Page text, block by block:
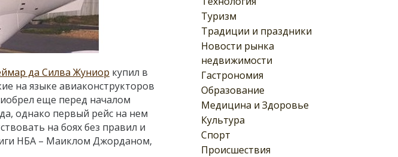
Туризм
Традиции и праздники
Новости рынка
недвижимости
Гастрономия
Образование
Медицина и Здоровье
Культура
Спорт
Происшествия
да Силва Жуниор купил в
на языке авиаконструкторов
еще перед началом
однако первый рейс на нем
на боях без правил и
НБА – Маиклом Джорданом,